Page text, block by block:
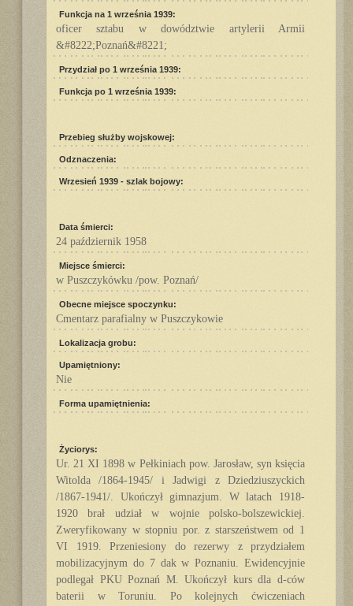
Funkcja na 1 września 1939:
oficer sztabu w dowództwie artylerii Armii
&#8222;Poznań&#8221;
Przydział po 1 września 1939:
Funkcja po 1 września 1939:
Przebieg służby wojskowej:
Odznaczenia:
Wrzesień 1939 - szlak bojowy:
Data śmierci:
24 październik 1958
Miejsce śmierci:
w Puszczykówku /pow. Poznań/
Obecne miejsce spoczynku:
Cmentarz parafialny w Puszczykowie
Lokalizacja grobu:
Upamiętniony:
Nie
Forma upamiętnienia:
Życiorys:
Ur. 21 XI 1898 w Pełkiniach pow. Jarosław, syn księcia
Witolda /1864-1945/ i Jadwigi z Dziedziuszyckich
/1867-1941/. Ukończył gimnazjum. W latach 1918-
1920 brał udział w wojnie polsko-bolszewickiej.
Zweryfikowany w stopniu por. z starszeństwem od 1
VI 1919. Przeniesiony do rezerwy z przydziałem
mobilizacyjnym do 7 dak w Poznaniu. Ewidencyjnie
podlegał PKU Poznań M. Ukończył kurs dla d-ców
baterii w Toruniu. Po kolejnych ćwiczeniach